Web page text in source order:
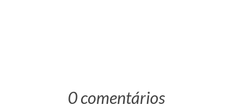
0 comentários